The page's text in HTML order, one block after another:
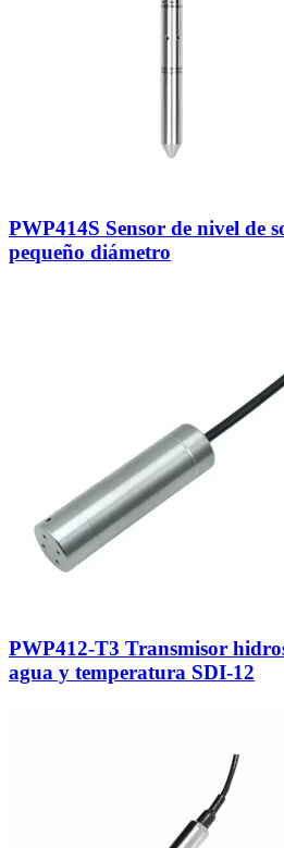
PWP414S Sensor de nivel de
pequeño diámetro
PWP412-T3 Transmisor
agua y temperatura SDI-12